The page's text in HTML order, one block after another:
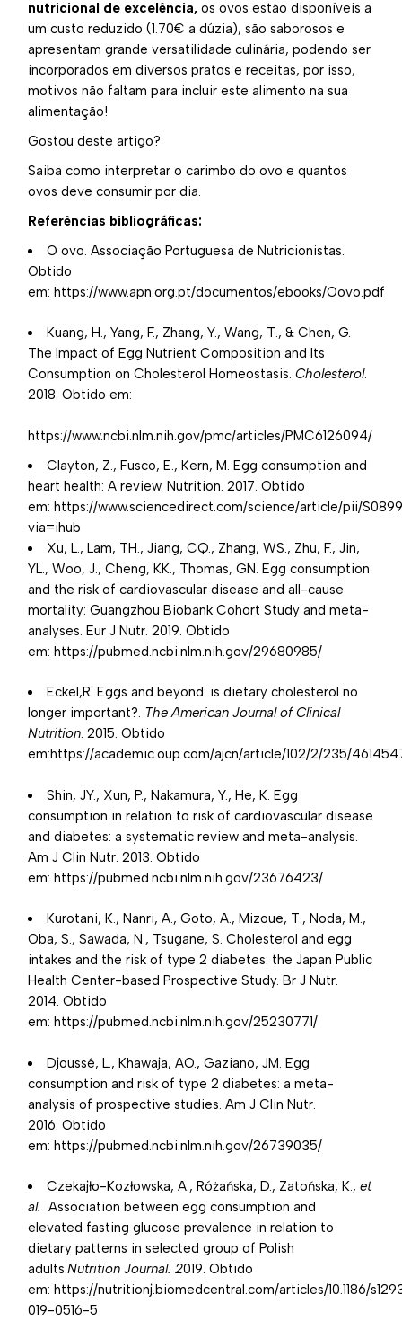
nutricional de excelência,os ovos estão disponíveis a
um custo reduzido (1.70€ a dúzia), são saborosos e
apresentam grande versatilidade culinária, podendo ser
incorporados em diversos pratos e receitas, por isso,
motivos não faltam para incluir este alimento na sua
alimentação!
Gostou deste artigo?
Saiba como interpretar o carimbo do ovo equantos
ovos deve consumir por dia.
Referências bibliográficas:
O ovo. Associação Portuguesa de Nutricionistas.
Obtido
em:https://www.apn.org.pt/documentos/ebooks/Oovo.pdf
Kuang, H., Yang, F., Zhang, Y., Wang, T., & Chen, G.
The Impact of Egg Nutrient Composition and Its
Consumption on Cholesterol Homeostasis.Cholesterol.
2018. Obtido em:
https://www.ncbi.nlm.nih.gov/pmc/articles/PMC6126094/
Clayton, Z., Fusco, E., Kern, M. Egg consumption and
heart health: A review. Nutrition. 2017. Obtido
em:https://www.sciencedirect.com/science/article/pii/
via=ihub
Xu, L., Lam, TH., Jiang, CQ., Zhang, WS., Zhu, F., Jin,
YL., Woo, J., Cheng, KK., Thomas, GN. Egg consumption
and the risk of cardiovascular disease and all-cause
mortality: Guangzhou Biobank Cohort Study and meta-
analyses. Eur J Nutr. 2019. Obtido
em:https://pubmed.ncbi.nlm.nih.gov/29680985/
Eckel,R. Eggs and beyond: is dietary cholesterol no
longer important?. The American Journal of Clinical
Nutrition. 2015. Obtido
em:https://academic.oup.com/ajcn/article/102/2/235/
Shin, JY., Xun, P., Nakamura, Y., He, K. Egg
consumption in relation to risk of cardiovascular disease
and diabetes: a systematic review and meta-analysis.
Am J Clin Nutr. 2013. Obtido
em:https://pubmed.ncbi.nlm.nih.gov/23676423/
Kurotani, K., Nanri, A., Goto, A., Mizoue, T., Noda, M.,
Oba, S., Sawada, N., Tsugane, S. Cholesterol and egg
intakes and the risk of type 2 diabetes: the Japan Public
Health Center-based Prospective Study. Br J Nutr.
2014. Obtido
em: https://pubmed.ncbi.nlm.nih.gov/25230771/
Djoussé, L., Khawaja, AO., Gaziano, JM. Egg
consumption and risk of type 2 diabetes: a meta-
analysis of prospective studies. Am J Clin Nutr.
2016. Obtido
em:https://pubmed.ncbi.nlm.nih.gov/26739035/
Czekajło-Kozłowska, A., Różańska, D., Zatońska, K.,et
al. Association between egg consumption and
elevated fasting glucose prevalence in relation to
dietary patterns in selected group of Polish
adults.Nutrition Journal. 2019. Obtido
em: https://nutritionj.biomedcentral.com/articles/10.1186/
019-0516-5